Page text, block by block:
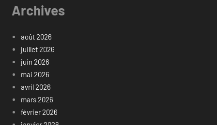
Archives
août 2026
juillet 2026
juin 2026
mai 2026
avril 2026
mars 2026
février 2026